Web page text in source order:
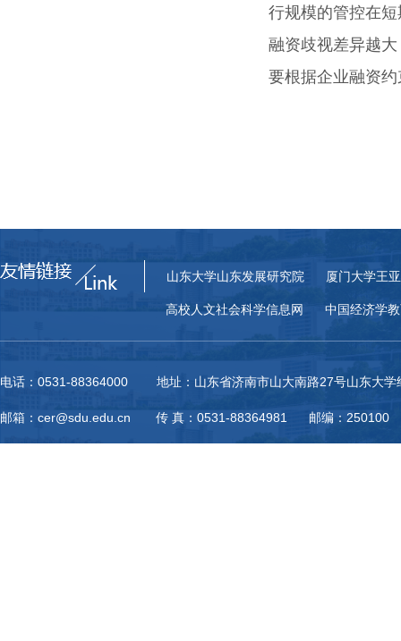
行规模的管控在
融资歧视差异越
要根据企业融资
山东大学山东发展研究院 厦门大学王
高校人文社会科学信息网 中国经济学
电话：0531-88364000 地址：山东省济南市山大南路27号山东大学
邮箱：cer@sdu.edu.cn 传 真：0531-88364981 邮编：250100